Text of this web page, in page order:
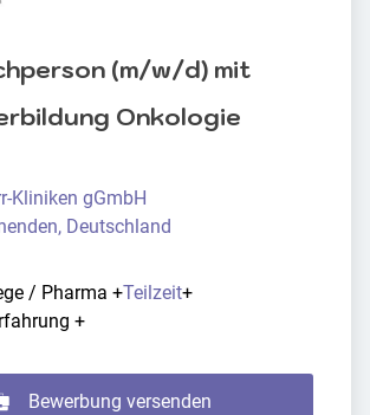
(m/w/d) mit
Onkologie
Kliniken gGmbH
Deutschland
/ Pharma +Teilzeit+
+
Bewerbung versenden